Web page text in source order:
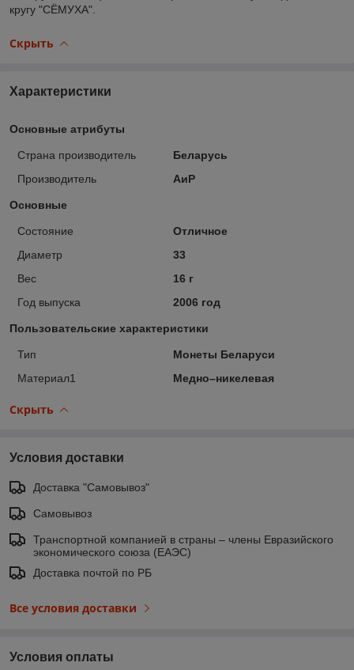
кругу "СЁМУХА".
Скрыть
Характеристики
Основные атрибуты
Страна производитель
Беларусь
Производитель
АиР
Основные
Состояние
Отличное
Диаметр
33
Вес
16 г
Год выпуска
2006 год
Пользовательские характеристики
Тип
Монеты Беларуси
Материал1
Медно–никелевая
Скрыть
Условия доставки
Доставка "Самовывоз"
Самовывоз
Транспортной компанией в страны – члены Евразийского
экономического союза (ЕАЭС)
Доставка почтой по РБ
Все условия доставки
Условия оплаты